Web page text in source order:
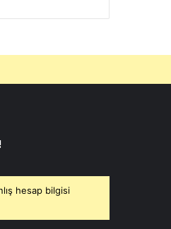
hesap bilgisi